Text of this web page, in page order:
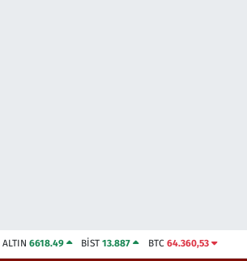
ALTIN 6618.49 BİST13.887 BTC 64.360,53